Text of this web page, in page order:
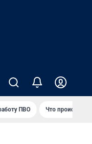
ПВО Что происходит